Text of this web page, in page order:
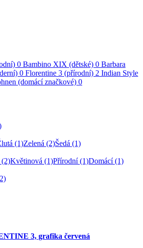
0 Bambino XIX (dětské) 0 Barbara
0 Florentine 3 (přírodní) 2 Indian Style
(domácí značkové) 0
(1)Zelená (2)Šedá (1)
(2)Květinová (1)Přírodní(1)Domácí(1)
3, grafika červená